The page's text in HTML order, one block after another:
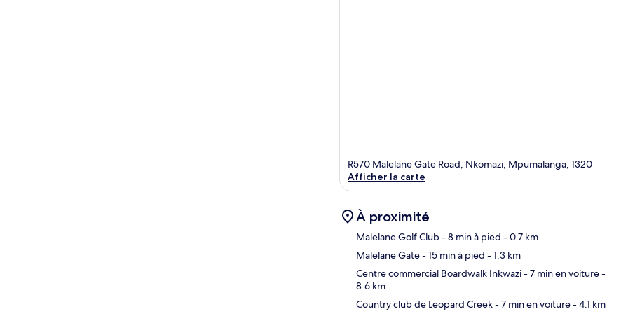
R570 Malelane Gate Road, Nkomazi, Mpumalanga, 1320
Afficher la carte
À proximité
Malelane Golf Club- 8 min à pied - 0.7 km
Malelane Gate- 15 min à pied - 1.3 km
Centre commercial Boardwalk Inkwazi- 7 min en voiture-
8.6 km
Country club de Leopard Creek- 7 min en voiture- 4.1 km